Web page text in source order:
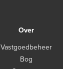
Over
Vastgoedbeheer
Bog